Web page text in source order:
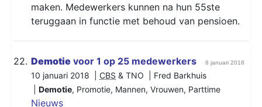
maken. Medewerkers kunnen na hun 55ste
teruggaan in functie met behoud van pensioen.
22. Demotie voor 1 op 25 medewerkers 8 januari 2018
10 januari 2018 | CBS & TNO | Fred Barkhuis
Demotie, Promotie, Mannen, Vrouwen, Parttime
Nieuws